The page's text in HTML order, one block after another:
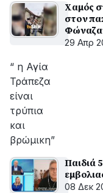
Χαμός
στον
29 Απρ
“ η Αγία
Τράπεζα
είναι
τρύπια
και
βρώμικη”
Παιδιά
08 Δεκ